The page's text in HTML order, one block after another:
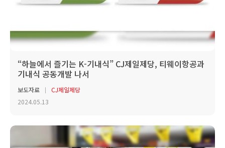
“하늘에서 즐기는 K-기내식” CJ제일제당, 티웨이항공과
기내식 공동개발 나서
보도자료
CJ제일제당
2024.05.13